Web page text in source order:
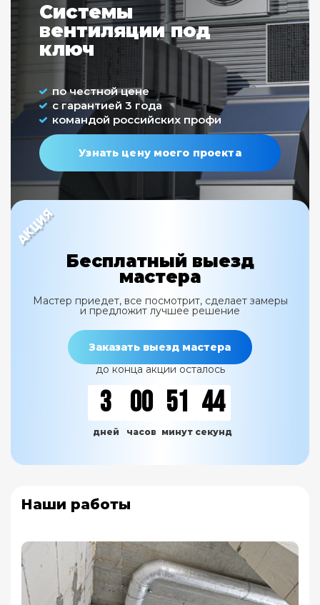
Системы
вентиляции под
ключ
по честной цене
с гарантией 3 года
командой российских профи
Узнать цену моего проекта
Бесплатный выезд
мастера
Мастер приедет, все посмотрит, сделает замеры
и предложит лучшее решение
Заказать выезд мастера
до конца акции осталось
3
дней
00
часов
51
минут
43
секунд
Наши работы